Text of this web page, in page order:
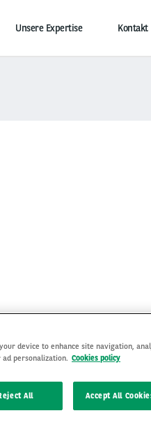
Unsere Expertise Kontakt
sein mit Sitze in
für Partner
device to enhance site navigation,
personalization. Cookies policy
All Accept All